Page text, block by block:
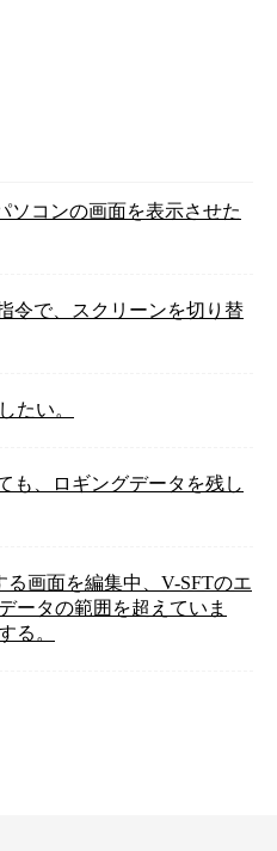
ソコンの画面を表示させた
令で、スクリーンを切り替
たい。
も、ロギングデータを残し
画面を編集中、V-SFTのエ
ータの範囲を超えていま
る。